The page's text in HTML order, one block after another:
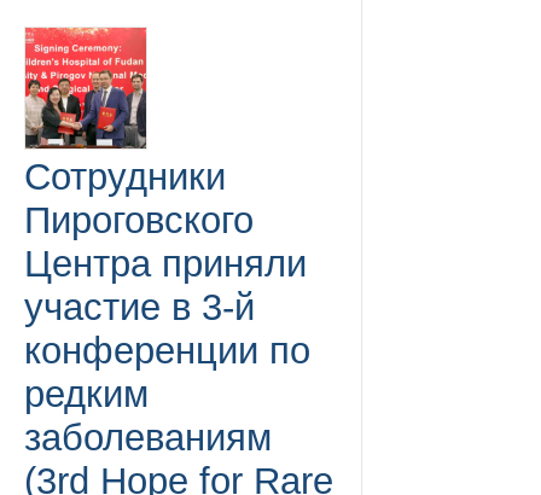
Сотрудники
Пироговского
Центра приняли
участие в 3-й
конференции по
редким
заболеваниям
(3rd Hope for Rare